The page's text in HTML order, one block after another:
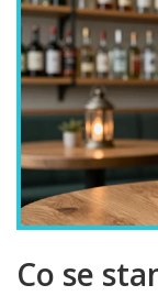
Co se